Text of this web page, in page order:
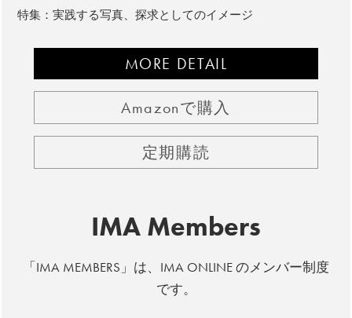
特集：実践する写真、探求としてのイメージ
MORE DETAIL
Amazonで購入
定期購読
IMA Members
「IMA MEMBERS」は、IMA ONLINE のメンバー制度
です。